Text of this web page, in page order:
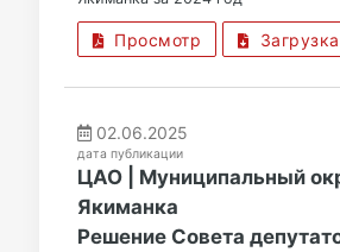
Просмотр Загрузка
02.06.2025
дата публикации
ЦАО | Муниципальный
Якиманка
Решение Совета